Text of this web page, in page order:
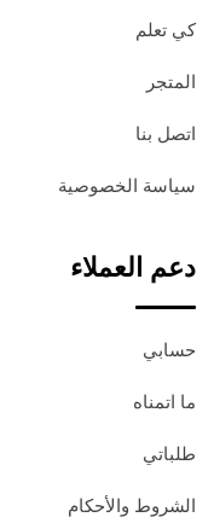
كي تعلم
المتجر
اتصل بنا
سياسة الخصوصية
دعم العملاء
حسابي
ما اتمناه
طلباتي
الشروط والأحكام